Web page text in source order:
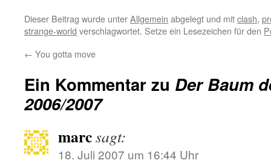
Dieser Beitrag wurde unterAllgemein abgelegt und mitclash,
strange-world verschlagwortet. Setze ein Lesezeichen für den
← You gotta move
Ein Kommentar zu Der Baum
2006/2007
marcsagt:
18. Juli 2007 um 16:44 Uhr